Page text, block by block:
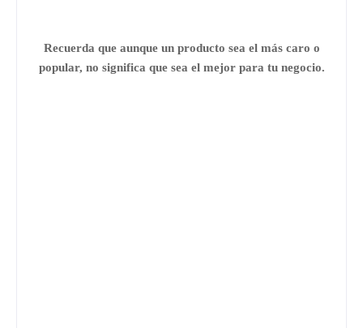
Recuerda que aunque un producto sea el más caro o
popular, no significa que sea el mejor para tu negocio.